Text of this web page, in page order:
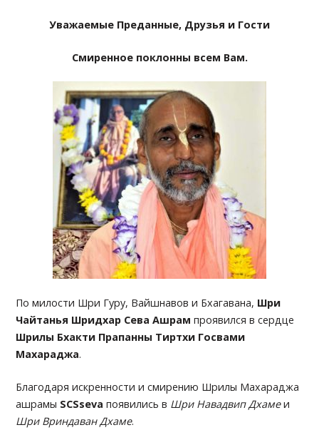
Уважаемые Преданные, Друзья и Гости
Смиренное поклонны всем Вам.
По милости Шри Гуру, Вайшнавов и Бхагавана, Шри
Чайтанья Шридхар Сева Ашрам проявился в сердце
Шрилы Бхакти Прапанны Тиртхи Госвами
Махараджа.
Благодаря искренности и смирению Шрилы Махараджа
ашрамы SCSseva появились в Шри Навадвип Дхамеи
Шри Вриндаван Дхаме.